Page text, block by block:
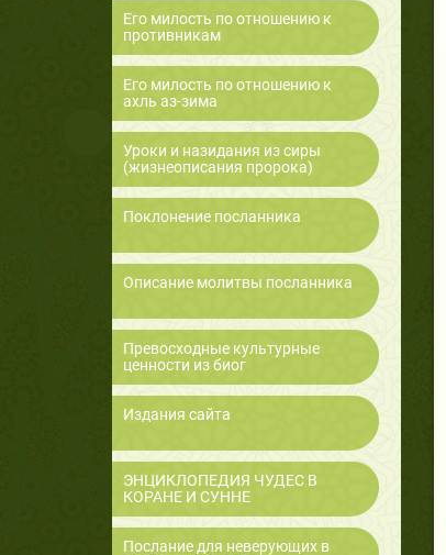
Его милость по отношению к
противникам
Его милость по отношению к
ахль аз-зима
Уроки и назидания из сиры
(жизнеописания пророка)
Поклонение посланника
Описание молитвы посланника
Превосходные культурные
ценности из биог
Издания сайта
ЭНЦИКЛОПЕДИЯ ЧУДЕС В
КОРАНЕ И СУННЕ
Послание для неверующих в